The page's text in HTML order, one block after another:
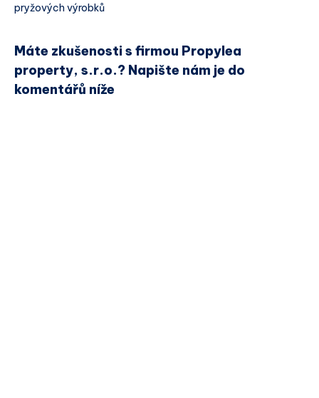
pryžových výrobků
Máte zkušenosti s firmou Propylea
property, s.r.o.? Napište nám je do
komentářů níže